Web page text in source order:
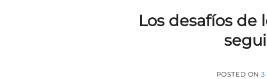
Los desafíos de
POSTED ON3